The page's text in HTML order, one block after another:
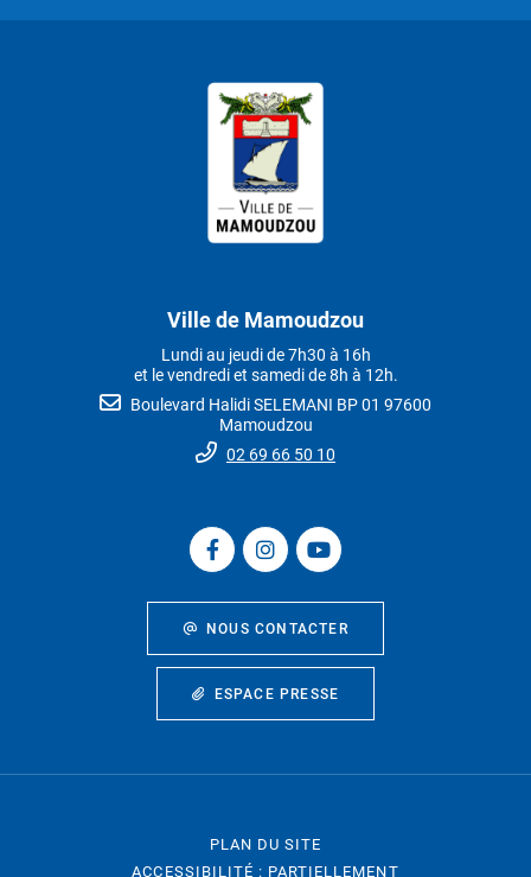
Ville de Mamoudzou
Lundi au jeudi de 7h30 à 16h
et le vendredi et samedi de 8h à 12h.
Boulevard Halidi SELEMANI BP 01 97600
Mamoudzou
02 69 66 50 10
NOUS CONTACTER
ESPACE PRESSE
PLAN DU SITE
ACCESSIBILITÉ : PARTIELLEMENT